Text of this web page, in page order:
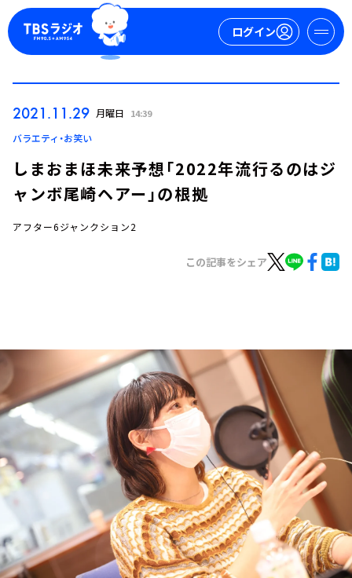
ログイン
ログイン
お知らせ
イベント・グッズ
YouTube
会社情報
2021.11.29 月曜日 14:39
バラエティ・お笑い
しまおまほ未来予想「2022年流行るのはジ
ャンボ尾崎ヘアー」の根拠
アフター6ジャンクション2
この記事をシェア